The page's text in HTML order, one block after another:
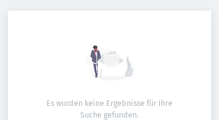
Es wurden keine Ergebnisse für Ihre
Suche gefunden.